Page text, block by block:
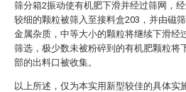
筛分箱2振动使有机肥下滑并经过筛网，
较细的颗粒被筛入至接料盒203，并由磁
金属杂质，中等大小的颗粒将继续下滑经
筛选，极少数未被粉碎到的有机肥颗粒将
部的出料口被收集。
以上所述，仅为本实用新型较佳的具体实